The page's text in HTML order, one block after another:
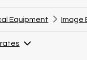
Equipment Image